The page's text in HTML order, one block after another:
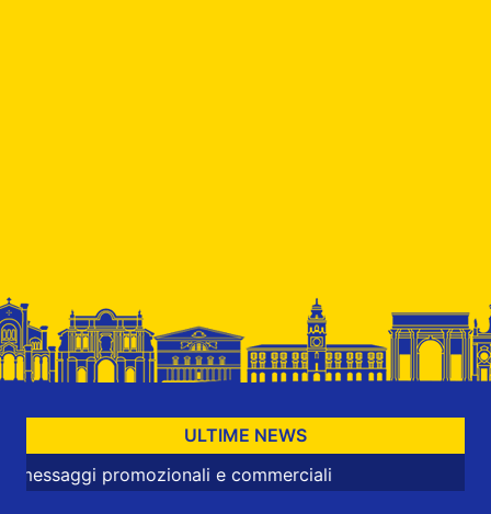
ULTIME NEWS
promozionali e commerciali